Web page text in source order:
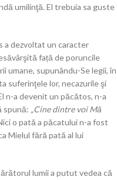
umilinţă. El trebuia sa guste
a dezvoltat un caracter
față de poruncile
umane, supunându-Se legii, în
suferinţele lor, necazurile şi
n-a devenit un păcătos, n-a
spună: „Cine dintre voi Mă
o pată a păcatului n-a fost
Mielul fără pată al lui
lumii a putut vedea că